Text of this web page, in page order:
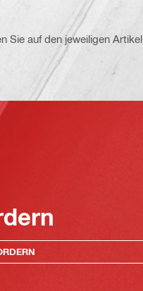
Sie auf den jeweiligen Artikel.